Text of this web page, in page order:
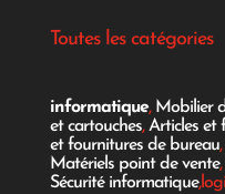
Toutes les catégories
informatique, Mobilier
et cartouches,Articles et
et fournitures de bureau,
Matériels point de vente,
Sécurité informatique